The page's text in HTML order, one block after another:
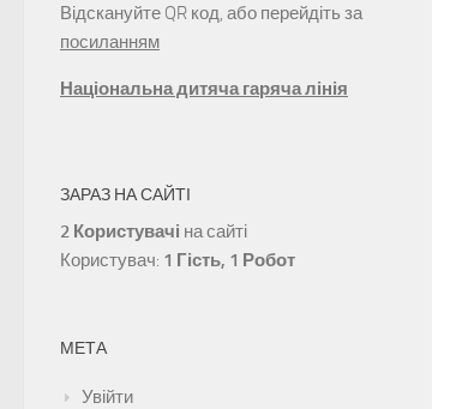
Відскануйте QR код, або перейдіть за
посиланням
Національна дитяча гаряча лінія
ЗАРАЗ НА САЙТІ
2 Користувачі на сайті
Користувач: 1 Гість, 1 Робот
МЕТА
Увійти